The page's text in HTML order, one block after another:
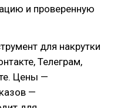
и проверенную
для накрутки
Телеграм,
Цены —
—